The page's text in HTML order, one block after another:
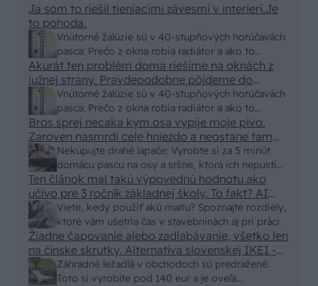
Vnútorné žalúzie sú v 40-stupňových horúčavách
pasca: Prečo z okna robia radiátor a ako to
vyriešiť za pár eur?
Ja som to riešil tieniacimi závesmi v interieri.Je
to pohoda.
Vnútorné žalúzie sú v 40-stupňových horúčavách
pasca: Prečo z okna robia radiátor a ako to
vyriešiť za pár eur?
Akurát ten problém doma riešime na oknách z
južnej strany. Pravdepodobne pôjdeme do
vonkajšieho tienenia na spôsob markízy
250x150cm. Čínsky predajcovia idú okolo 100
eur kus.
Nekupujte drahé lapače: Vyrobte si za 5 minút
domácu pascu na osy a sršne, ktorá ich nepustí
von
Bros sprej necaka kym osa vypije moje pivo.
Zaroven nasmrdi cele hniezdo a neostane tam
nic zive. Vasa pasca naucinke moc efektivne.
Skor pritiahne slimaky
Viete, kedy použiť akú maltu? Spoznajte rozdiely,
ktoré vám ušetria čas v stavebninách aj pri práci
Ten článok mal takú výpovednú hodnotu ako
učivo pre 3 ročník základnej školy. To fakt? AI
alebo nejaka kniha z VŠ? Dnešné rychlotvrdnuce
malty - pevnosť 40 Mpa a doba schnutia tak 15
minut , k tomu vodotesné s kryštálikou. A rozdiel
- schnutie a zretie. Nič?
Záhradné ležadlá v obchodoch sú predražené.
Toto si vyrobíte pod 140 eur a je oveľa
Žiadne čapovanie alebo zadlabávanie, všetko len
na čínske skrutky. Alternatíva slovenskej IKEI -
čo sa týka pevnosti. Autor si nedal veľa námahy s
remeselným spracovaním, škoda. No lepšie než